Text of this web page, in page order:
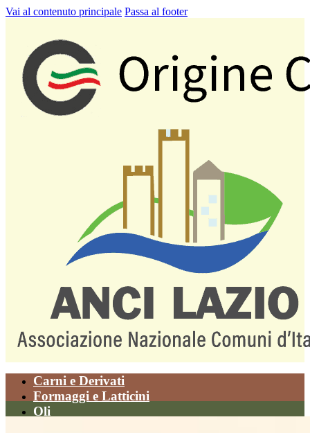
Vai al contenuto principale Passa al footer
Carni e Derivati
Formaggi e Latticini
Oli